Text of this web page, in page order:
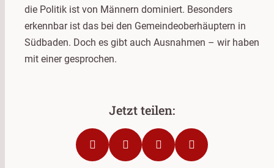
die Politik ist von Männern dominiert. Besonders
erkennbar ist das bei den Gemeindeoberhäuptern in
Südbaden. Doch es gibt auch Ausnahmen – wir haben
mit einer gesprochen.